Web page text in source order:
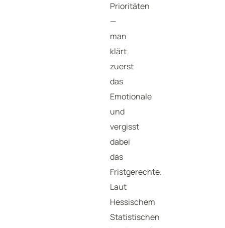
Prioritäten
—
man
klärt
zuerst
das
Emotionale
und
vergisst
dabei
das
Fristgerechte.
Laut
Hessischem
Statistischen